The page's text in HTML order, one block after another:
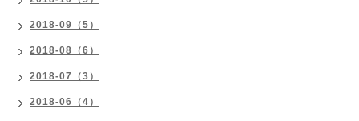
2018-09（5）
2018-08（6）
2018-07（3）
2018-06（4）